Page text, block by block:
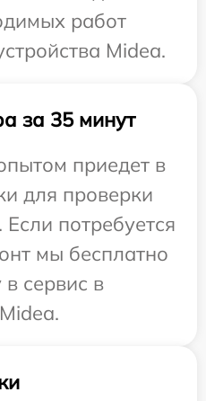
работ
Midea.
за 35 минут
приедет в
для проверки
потребуется
мы бесплатно
сервис в